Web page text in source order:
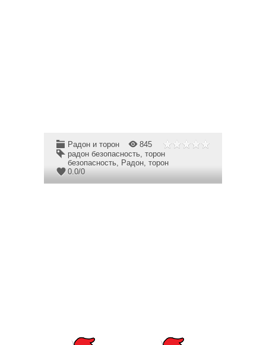
Радон и торон
845
радон безопасность, торон
безопасность, Радон, торон
0.0/0